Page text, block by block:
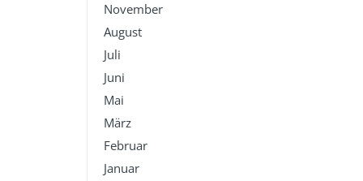
November
August
Juli
Juni
Mai
März
Februar
Januar